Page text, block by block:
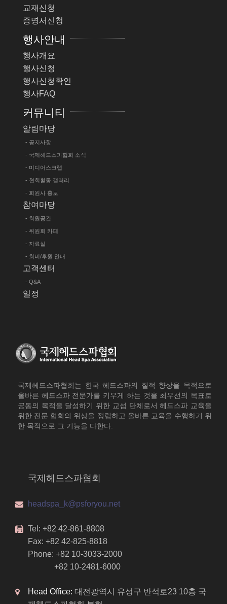
교재신청
증명서신청
행사안내
행사개요
행사신청
행사신청확인
행사FAQ
커뮤니티
알림마당
- 공지사항
- 국제헤드스파협회 소식
- 미디어스크랩
- 협회활동 갤러리
- 회원사 홍보
참여마당
- 회원공간
- 위원회 카페
- 자료실
- 회비/후원 안내
고객센터
- Q&A
일정
국제헤드스파협회는 한국 헤드스파의 질적 향상을 목적으로
올바른 헤드스파 전문가를 키우게 하는 것을 최우선의 목표로
공동의 목적을 달성하기 위한 교섭 단체로서 헤드스파 교육을
위한 전문 협회의 위상을 정립하고 올바른 교육을 수행하기 위
한 목적으로 그 기능을 다한다.
국제헤드스파협회
headspa_k@psforyou.net
Tel: +82 42-861-8808
Fax: +82 42-825-8818
Phone: +82 10-3033-2000
+82 10-2481-6000
Head Office: 대전광역시 유성구 반석로23 10층 국